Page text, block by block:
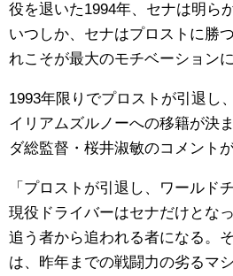
役を退いた1994年、セナは明ら
いつしか、セナはプロストに勝
れこそが最大のモチベーション
1993年限りでプロストが引退し
イリアムズルノーへの移籍が決
ダ総監督・桜井淑敏のコメント
「プロストが引退し、ワールド
現役ドライバーはセナだけとな
追う者から追われる者になる。
は、昨年までの戦闘力の劣るマ